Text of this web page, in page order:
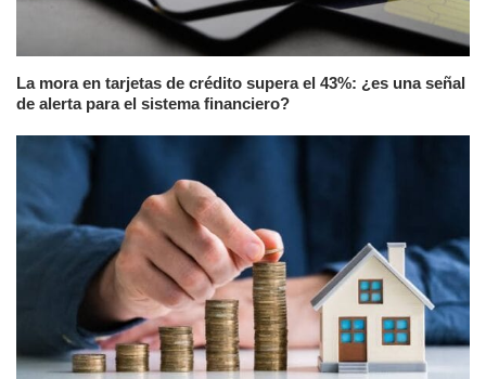
La mora en tarjetas de crédito supera el 43%: ¿es una señal
de alerta para el sistema financiero?